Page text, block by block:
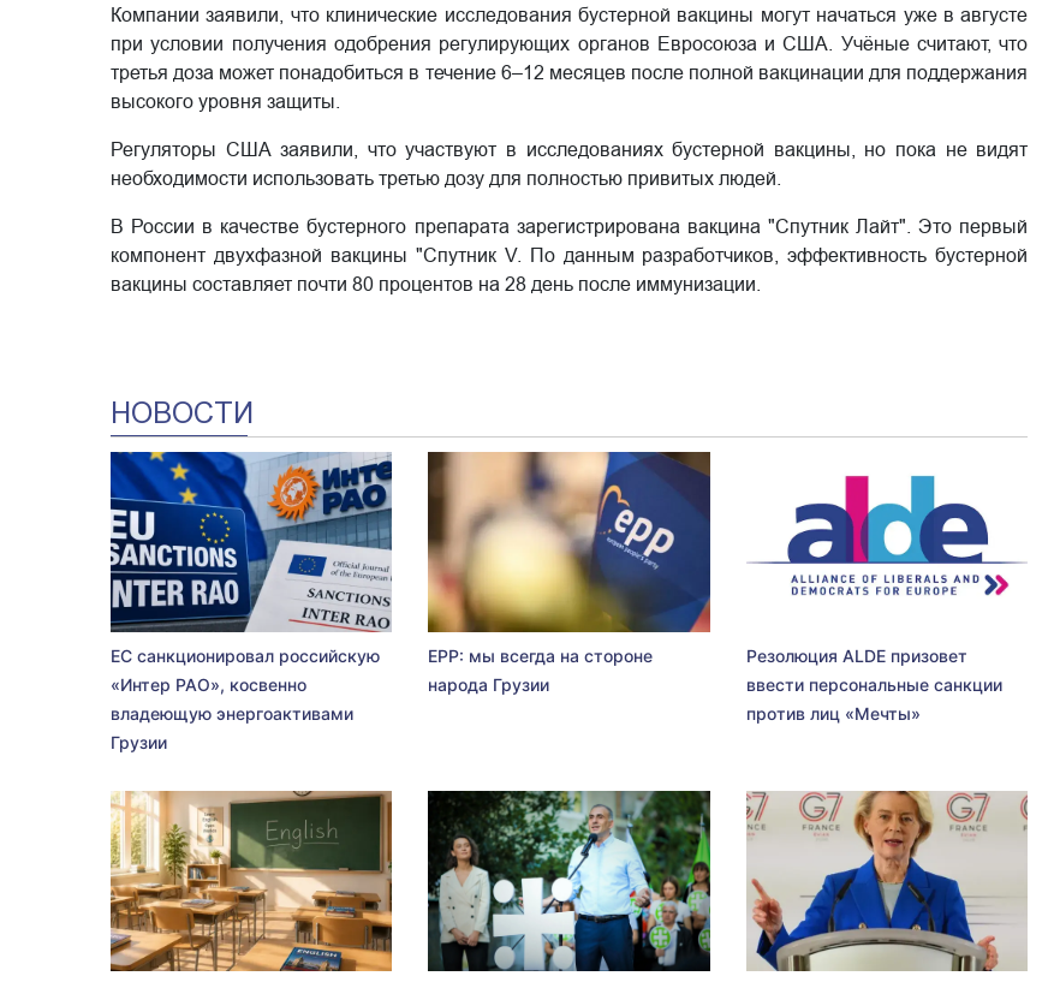
Компании заявили, что клинические исследования бустерной вакцины могут начаться уже в августе
при условии получения одобрения регулирующих органов Евросоюза и США. Учёные считают, что
третья доза может понадобиться в течение 6–12 месяцев после полной вакцинации для поддержания
высокого уровня защиты.
Регуляторы США заявили, что участвуют в исследованиях бустерной вакцины, но пока не видят
необходимости использовать третью дозу для полностью привитых людей.
В России в качестве бустерного препарата зарегистрирована вакцина "Спутник Лайт". Это первый
компонент двухфазной вакцины "Спутник V. По данным разработчиков, эффективность бустерной
вакцины составляет почти 80 процентов на 28 день после иммунизации.
НОВОСТИ
ЕС санкционировал российскую
«Интер РАО», косвенно
владеющую энергоактивами
Грузии
EPP: мы всегда на стороне
народа Грузии
Резолюция ALDE призовет
ввести персональные санкции
против лиц «Мечты»